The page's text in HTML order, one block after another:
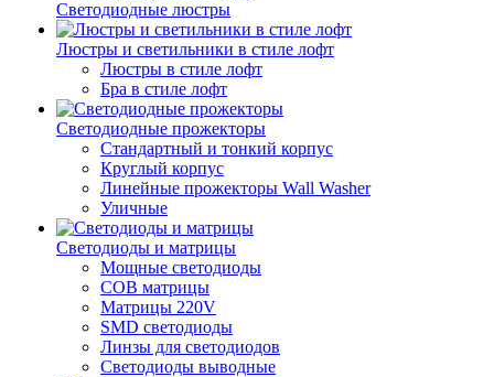
Светодиодные люстры
Люстры и светильники в стиле лофт
Люстры в стиле лофт
Бра в стиле лофт
Светодиодные прожекторы
Стандартный и тонкий корпус
Круглый корпус
Линейные прожекторы Wall Washer
Уличные
Светодиоды и матрицы
Мощные светодиоды
COB матрицы
Матрицы 220V
SMD светодиоды
Линзы для светодиодов
Светодиоды выводные